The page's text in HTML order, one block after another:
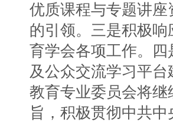
优质课程与专题讲
的引领。三是积极
育学会各项工作。
及公众交流学习平
教育专业委员会将
旨，积极贯彻中共